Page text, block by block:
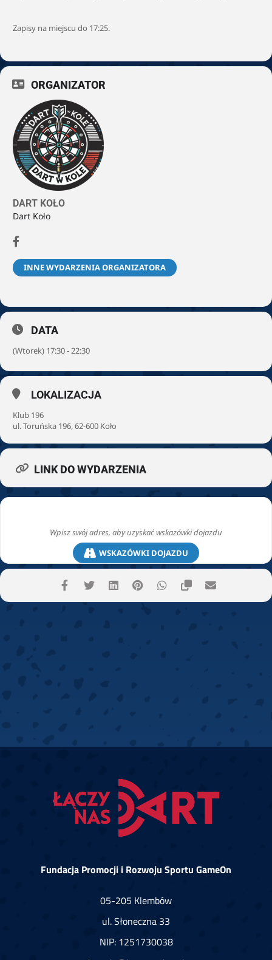
Zapisy na miejscu do 17:25.
ORGANIZATOR
DART KOŁO
Dart Koło
INNE WYDARZENIA ORGANIZATORA
DATA
(Wtorek) 17:30 - 22:30
LOKALIZACJA
Klub 196
ul. Toruńska 196, 62-600 Koło
LINK DO WYDARZENIA
WSKAZÓWKI DOJAZDU
Fundacja Promocji i Rozwoju Sportu GameOn
05-205 Klembów
ul. Słoneczna 33
NIP: 1251730038